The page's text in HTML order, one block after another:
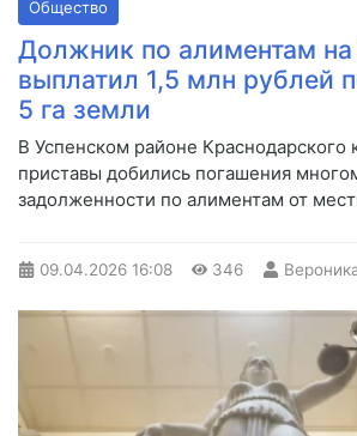
Общество
Должник по алиментам на
выплатил 1,5 млн рублей
5 га земли
В Успенском районе Краснодарского
приставы добились погашения
задолженности по алиментам от
09.04.2026 16:08 346